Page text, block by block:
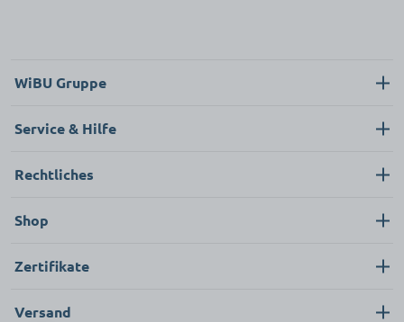
WiBU Gruppe
News
Service & Hilfe
FAQ
Rechtliches
AGB
Shop
Ersatzteile
Zertifikate
Versand